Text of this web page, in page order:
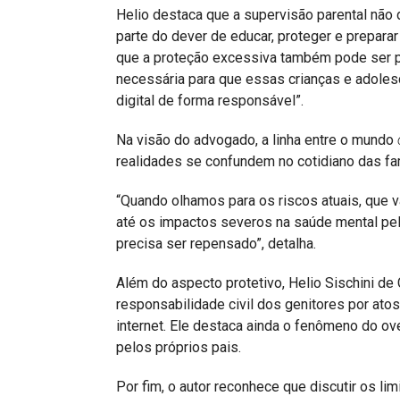
Helio destaca que a supervisão parental
parte do dever de educar, proteger e
que a proteção excessiva também pode ser
necessária para que essas crianças e
digital de forma responsável”.
Na visão do advogado, a linha entre o mundo
realidades se confundem no cotidiano das
“Quando olhamos para os riscos atuais,
até os impactos severos na saúde mental
precisa ser repensado”, detalha.
Além do aspecto protetivo, Helio Sischini
responsabilidade civil dos genitores por
internet. Ele destaca ainda o fenômeno do
pelos próprios pais.
Por fim, o autor reconhece que discutir os